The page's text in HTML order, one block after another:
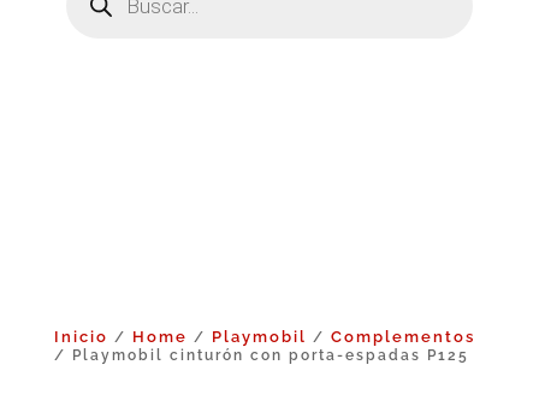
productos
Inicio / Home / Playmobil / Complementos
/ Playmobil cinturón con porta‑espadas P125